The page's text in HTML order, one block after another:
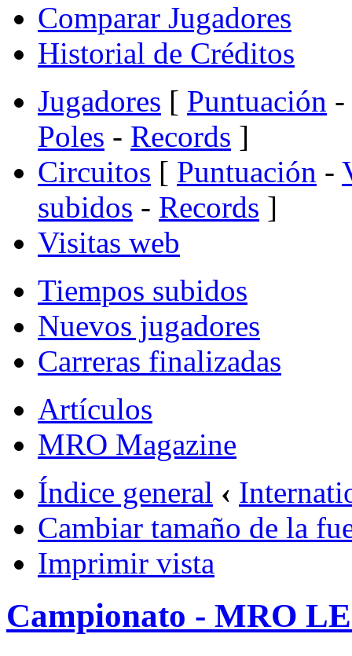
Comparar Jugadores
Historial de Créditos
Jugadores [ Puntuación -
Poles - Records ]
Circuitos [ Puntuación -
subidos - Records ]
Visitas web
Tiempos subidos
Nuevos jugadores
Carreras finalizadas
Artículos
MRO Magazine
Índice general ‹
Cambiar tamaño de la
Imprimir vista
Campionato - MRO